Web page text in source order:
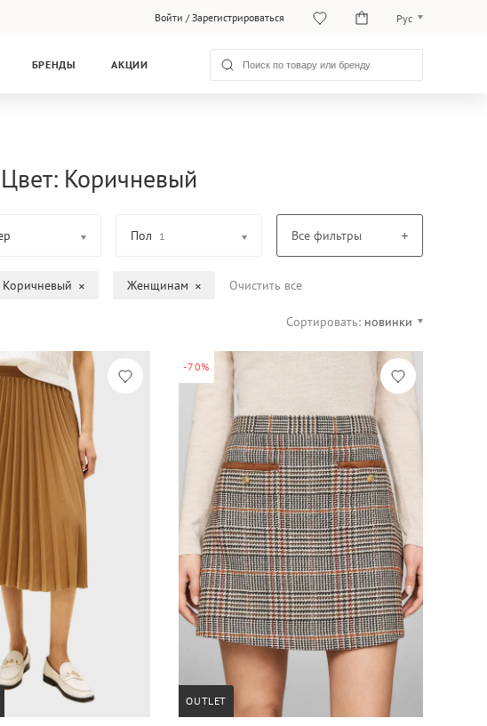
Войти /Зарегистрироваться Рус
Рус
БРЕНДЫ АКЦИИ
Коричневый
Пол 1 Все фильтры
Коричневый Женщинам Очистить все
Сортировать: новинки
-70%
OUTLET